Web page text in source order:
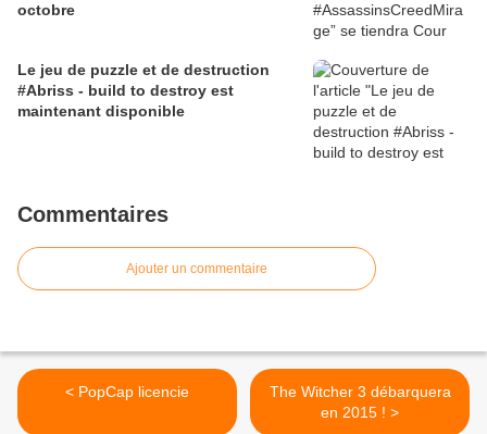
octobre
Le jeu de puzzle et de destruction
#Abriss - build to destroy est
maintenant disponible
Commentaires
Ajouter un commentaire
< PopCap licencie
The Witcher 3 débarquera
en 2015 ! >